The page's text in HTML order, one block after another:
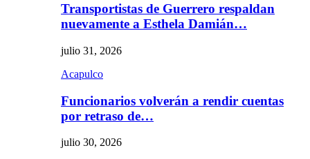
Transportistas de Guerrero respaldan
nuevamente a Esthela Damián…
julio 31, 2026
Acapulco
Funcionarios volverán a rendir cuentas
por retraso de…
julio 30, 2026